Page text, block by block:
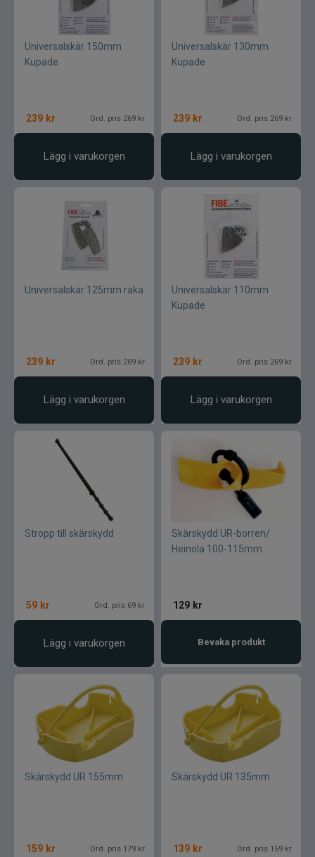
Universalskär 150mm
Kupade
239 kr Ord. pris 269 kr
Lägg i varukorgen
Universalskär 130mm
Kupade
239 kr Ord. pris 269 kr
Lägg i varukorgen
Universalskär 125mm raka
239 kr Ord. pris 269 kr
Lägg i varukorgen
Universalskär 110mm
Kupade
239 kr Ord. pris 269 kr
Lägg i varukorgen
Stropp till skärskydd
59 kr Ord. pris 69 kr
Lägg i varukorgen
Skärskydd UR-borren/
Heinola 100-115mm
129 kr
Bevaka produkt
Skärskydd UR 155mm
159 kr Ord. pris 179 kr
Skärskydd UR 135mm
139 kr Ord. pris 159 kr